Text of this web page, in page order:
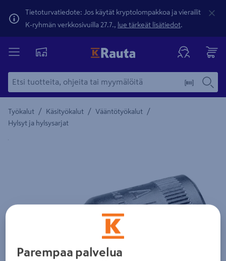
Tietoturvatiedote: Jos käytät kryptolompakkoa ja vierailit
K-ryhmän verkkosivuilla 27.7., lue tärkeät lisätiedot.
Työkalut / Käsityökalut / Vääntötyökalut /
Hylsyt ja hylsysarjat
Yksityiskohtainen kuvaus löytyy Tuotteen kuvaus -
Parempaa palvelua